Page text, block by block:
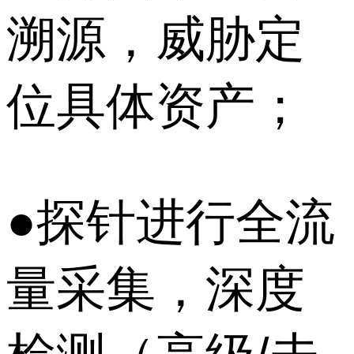
溯源，威胁定
位具体资产；
●探针进行全流
量采集，深度